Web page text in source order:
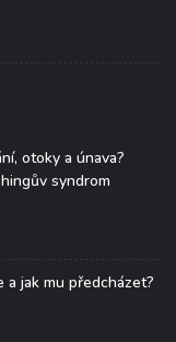
otoky a únava?
syndrom
a jak mu předcházet?